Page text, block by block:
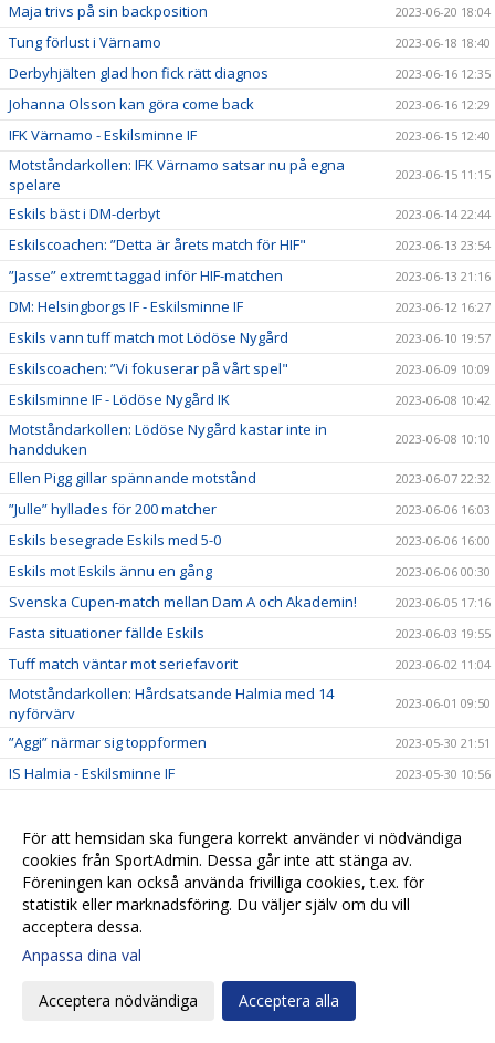
Maja trivs på sin backposition 2023-06-20 18:04
Tung förlust i Värnamo 2023-06-18 18:40
Derbyhjälten glad hon fick rätt diagnos 2023-06-16 12:35
Johanna Olsson kan göra come back 2023-06-16 12:29
IFK Värnamo - Eskilsminne IF 2023-06-15 12:40
Motståndarkollen: IFK Värnamo satsar nu på egna
spelare
2023-06-15 11:15
Eskils bäst i DM-derbyt 2023-06-14 22:44
Eskilscoachen: ”Detta är årets match för HIF" 2023-06-13 23:54
”Jasse” extremt taggad inför HIF-matchen 2023-06-13 21:16
DM: Helsingborgs IF - Eskilsminne IF 2023-06-12 16:27
Eskils vann tuff match mot Lödöse Nygård 2023-06-10 19:57
Eskilscoachen: ”Vi fokuserar på vårt spel" 2023-06-09 10:09
Eskilsminne IF - Lödöse Nygård IK 2023-06-08 10:42
Motståndarkollen: Lödöse Nygård kastar inte in
handduken
2023-06-08 10:10
Ellen Pigg gillar spännande motstånd 2023-06-07 22:32
”Julle” hyllades för 200 matcher 2023-06-06 16:03
Eskils besegrade Eskils med 5-0 2023-06-06 16:00
Eskils mot Eskils ännu en gång 2023-06-06 00:30
Svenska Cupen-match mellan Dam A och Akademin! 2023-06-05 17:16
Fasta situationer fällde Eskils 2023-06-03 19:55
Tuff match väntar mot seriefavorit 2023-06-02 11:04
Motståndarkollen: Hårdsatsande Halmia med 14
nyförvärv
2023-06-01 09:50
”Aggi” närmar sig toppformen 2023-05-30 21:51
IS Halmia - Eskilsminne IF 2023-05-30 10:56
Motståndarkollen: Mariebo IK satsar på egna talanger 2023-05-23 19:33
Eskilsminne IF - Mariebo IK 2023-05-23 14:58
Alma inne på femte paret fotbollsskor 2023-05-23 11:42
Eskils tappade segern i slutminuterna
IFK Göteborg - Eskilsminne IF
Motståndarkollen: IFK Göteborg jobbar med liten trupp
För att hemsidan ska fungera korrekt använder vi nödvändiga
cookies från SportAdmin. Dessa går inte att stänga av.
Föreningen kan också använda frivilliga cookies, t.ex. för
statistik eller marknadsföring. Du väljer själv om du vill
acceptera dessa.
Anpassa dina val
Acceptera nödvändiga Acceptera alla